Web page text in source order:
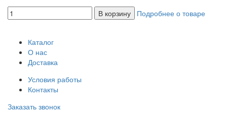
В корзину
Подробнее о товаре
Каталог
О нас
Доставка
Условия работы
Контакты
Заказать звонок